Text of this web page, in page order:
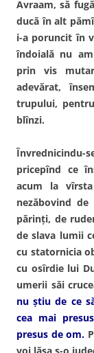
Avraam, să
ducă în alt
i-a poruncit în
îndoială nu
prin vis
adevărat,
trupului,
blînzi.
Învrednicindu-
pricepînd ce
acum la
nezăbovind
părinţi, de
de slava lumii
cu statornicia
cu osîrdie lui
umerii săi
nu ştiu de ce
cea mai
presus de om.